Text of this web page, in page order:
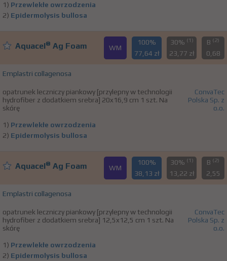
1) Przewlekłe owrzodzenia
2) Epidermolysis bullosa
Aquacel® Ag Foam WM
100%
77,64 zł
30% (1)
23,77 zł
B (2)
0,68
Emplastri collagenosa
opatrunek leczniczy piankowy [przylepny w technologii
hydrofiber z dodatkiem srebra] 20x16,9 cm 1 szt. Na
skórę
ConvaTec
Polska Sp. z
o.o.
1) Przewlekłe owrzodzenia
2) Epidermolysis bullosa
Aquacel® Ag Foam WM
100%
38,13 zł
30% (1)
13,22 zł
B (2)
2,55
Emplastri collagenosa
opatrunek leczniczy piankowy [przylepny w technologii
hydrofiber z dodatkiem srebra] 12,5x12,5 cm 1 szt. Na
skórę
ConvaTec
Polska Sp. z
o.o.
1) Przewlekłe owrzodzenia
2) Epidermolysis bullosa